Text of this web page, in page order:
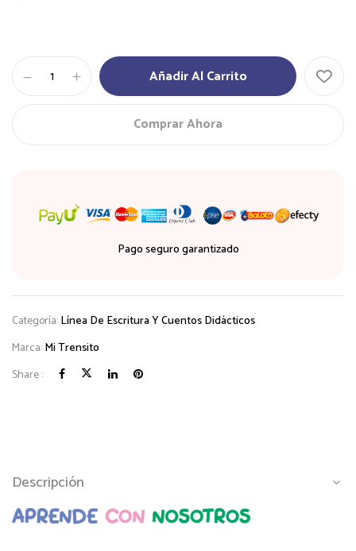
Negro
cantidad
Añadir Al Carrito
Comprar Ahora
Pago seguro garantizado
Categoría:Línea De Escritura Y Cuentos Didácticos
Marca:Mi Trensito
Share :
Descripción